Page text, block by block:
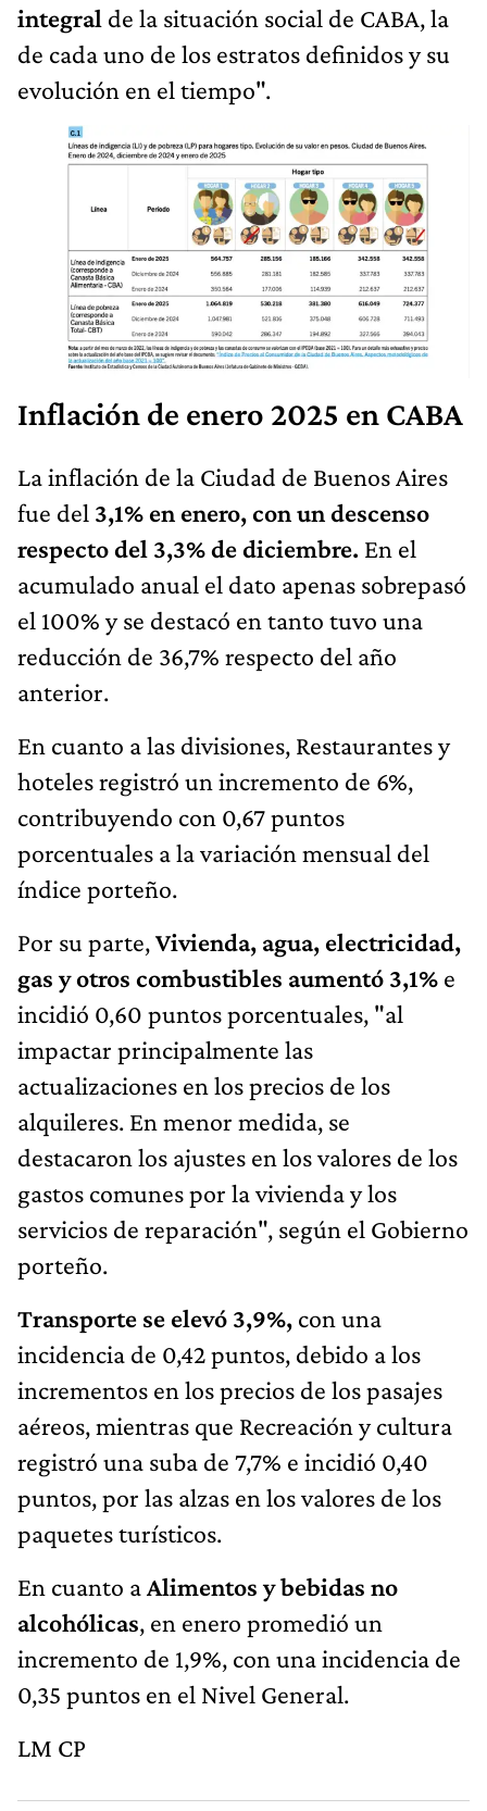
integral de la situación social de CABA, la
de cada uno de los estratos definidos y su
evolución en el tiempo".
Inflación de enero 2025 en CABA
La inflación de la Ciudad de Buenos Aires
fue del 3,1% en enero, con un descenso
respecto del 3,3% de diciembre. En el
acumulado anual el dato apenas sobrepasó
el 100% y se destacó en tanto tuvo una
reducción de 36,7% respecto del año
anterior.
En cuanto a las divisiones, Restaurantes y
hoteles registró un incremento de 6%,
contribuyendo con 0,67 puntos
porcentuales a la variación mensual del
índice porteño.
Por su parte,Vivienda, agua, electricidad,
gas y otros combustibles aumentó 3,1% e
incidió 0,60 puntos porcentuales, "al
impactar principalmente las
actualizaciones en los precios de los
alquileres. En menor medida, se
destacaron los ajustes en los valores de los
gastos comunes por la vivienda y los
servicios de reparación", según el Gobierno
porteño.
Transporte se elevó 3,9%, con una
incidencia de 0,42 puntos, debido a los
incrementos en los precios de los pasajes
aéreos, mientras que Recreación y cultura
registró una suba de 7,7% e incidió 0,40
puntos, por las alzas en los valores de los
paquetes turísticos.
En cuanto aAlimentos y bebidas no
alcohólicas, en enero promedió un
incremento de 1,9%, con una incidencia de
0,35 puntos en el Nivel General.
LM CP